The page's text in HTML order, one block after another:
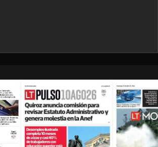
Opens in new window Opens in